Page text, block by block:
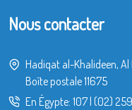
Nous contacter
Hadiqat al-Khalideen, Al
Boîte postale 11675
En Égypte: 107| (02)